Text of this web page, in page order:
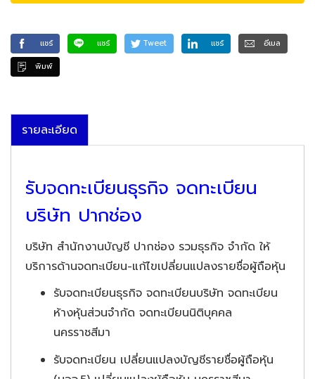
แชร์ แชร์ Tweet แชร์
อีเมล
พิมพ์
รายละเอียด
รับจดทะเบียนธุรกิจ จดทะเบียน
บริษัท ปากช่อง
บริษัท สำนักงานบัญชี ปากช่อง รวมธุรกิจ จำกัด ให้
บริการด้านจดทะเบียน-แก้ไขเปลี่ยนแปลงรายชื่อผู้ถือหุ้น
รับจดทะเบียนธุรกิจ จดทะเบียนบริษัท จดทะเบียน
ห้างหุ้นส่วนจำกัด จดทะเบียนนิติบุคคล
นครราชสีมา
รับจดทะเบียน เปลี่ยนแปลงบัญชีรายชื่อผู้ถือหุ้น